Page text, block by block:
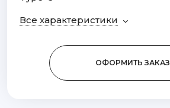
Все характеристики
ОФОРМИТЬ ЗАКАЗ